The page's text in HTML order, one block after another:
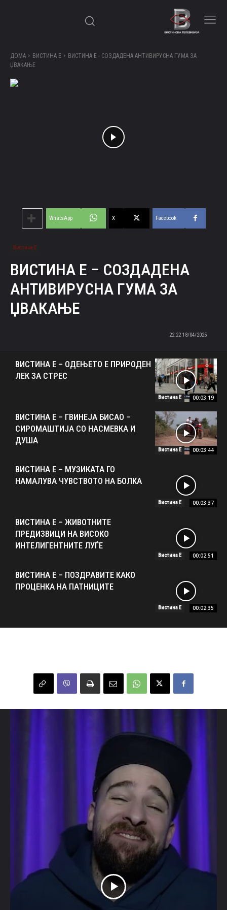
ДОМА ВИСТИНА Е
ВИСТИНА Е - СОЗДАДЕНА АНТИВИРУСНА ГУМА ЗА
ЏВАКАЊЕ
Facebook
X
WhatsApp
Вистина Е
ВИСТИНА Е – СОЗДАДЕНА
АНТИВИРУСНА ГУМА ЗА
ЏВАКАЊЕ
18/04/2025 22:22
Вистина Е 00:03:19
ВИСТИНА Е – ОДЕЊЕТО Е ПРИРОДЕН
ЛЕК ЗА СТРЕС
Вистина Е 00:03:44
ВИСТИНА Е – ГВИНЕЈА БИСАО –
СИРОМАШТИЈА СО НАСМЕВКА И
ДУША
Вистина Е 00:03:37
ВИСТИНА Е – МУЗИКАТА ГО
НАМАЛУВА ЧУВСТВОТО НА БОЛКА
Вистина Е 00:02:51
ВИСТИНА Е – ЖИВОТНИТЕ
ПРЕДИЗВИЦИ НА ВИСОКО
ИНТЕЛИГЕНТНИТЕ ЛУЃЕ
Вистина Е 00:02:35
ВИСТИНА Е – ПОЗДРАВИТЕ КАКО
ПРОЦЕНКА НА ПАТНИЦИТЕ